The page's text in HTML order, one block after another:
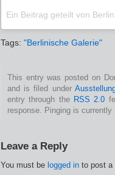
Ein Beitrag geteilt von
Tags: "Berlinische Galerie"
This entry was posted on
and is filed under
entry through the RSS 2.0
response. Pinging is currently
Leave a Reply
You must be logged in to post a